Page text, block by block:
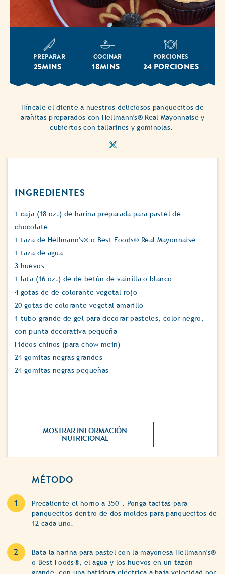
PREPARAR
25MINS
COCINAR
18MINS
PORCIONES
24 PORCIONES
Híncale el diente a nuestros deliciosos panquecitos de
arañitas preparados con Hellmann's® Real Mayonnaise y
cubiertos con tallarines y gominolas.
INGREDIENTES
1 caja (18 oz.) de harina preparada para pastel de
chocolate
1 taza de Hellmann's® o Best Foods® Real Mayonnaise
1 taza de agua
3 huevos
1 lata (16 oz.) de de betún de vainilla o blanco
4 gotas de de colorante vegetal rojo
20 gotas de colorante vegetal amarillo
1 tubo grande de gel para decorar pasteles, color negro,
con punta decorativa pequeña
Fideos chinos (para chow mein)
24 gomitas negras grandes
24 gomitas negras pequeñas
MOSTRAR INFORMACIÓN
NUTRICIONAL
MÉTODO
Precaliente el horno a 350°. Ponga tacitas para
panquecitos dentro de dos moldes para panquecitos de
12 cada uno.
Bata la harina para pastel con la mayonesa Hellmann's®
o Best Foods®, el agua y los huevos en un tazón
grande, con una batidora eléctrica a baja velocidad por